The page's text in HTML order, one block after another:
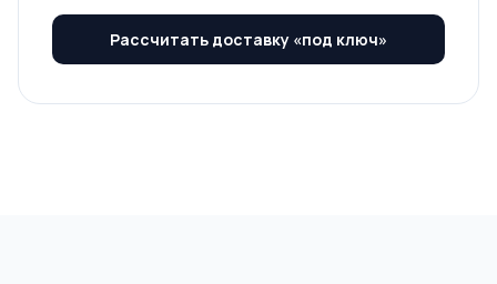
Рассчитать доставку «под ключ»